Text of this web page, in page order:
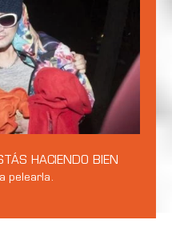
HACIENDO BIEN
pelearla.